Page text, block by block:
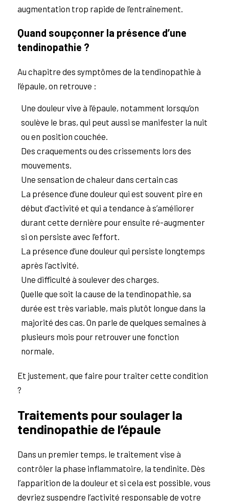
augmentation trop rapide de l’entraînement.
Quand soupçonner la présence d’une
tendinopathie ?
Au chapitre des symptômes de la tendinopathie à
l’épaule, on retrouve :
Une douleur vive à l’épaule, notamment lorsqu’on
soulève le bras, qui peut aussi se manifester la nuit
ou en position couchée.
Des craquements ou des crissements lors des
mouvements.
Une sensation de chaleur dans certain cas
La présence d’une douleur qui est souvent pire en
début d’activité et qui a tendance à s’améliorer
durant cette dernière pour ensuite ré-augmenter
si on persiste avec l’effort.
La présence d’une douleur qui persiste longtemps
après l’activité.
Une difficulté à soulever des charges.
Quelle que soit la cause de la tendinopathie, sa
durée est très variable, mais plutôt longue dans la
majorité des cas. On parle de quelques semaines à
plusieurs mois pour retrouver une fonction
normale.
Et justement, que faire pour traiter cette condition
?
Traitements pour soulager la
tendinopathie de l’épaule
Dans un premier temps, le traitement vise à
contrôler la phase inflammatoire, la tendinite. Dès
l’apparition de la douleur et si cela est possible, vous
devriez suspendre l’activité responsable de votre